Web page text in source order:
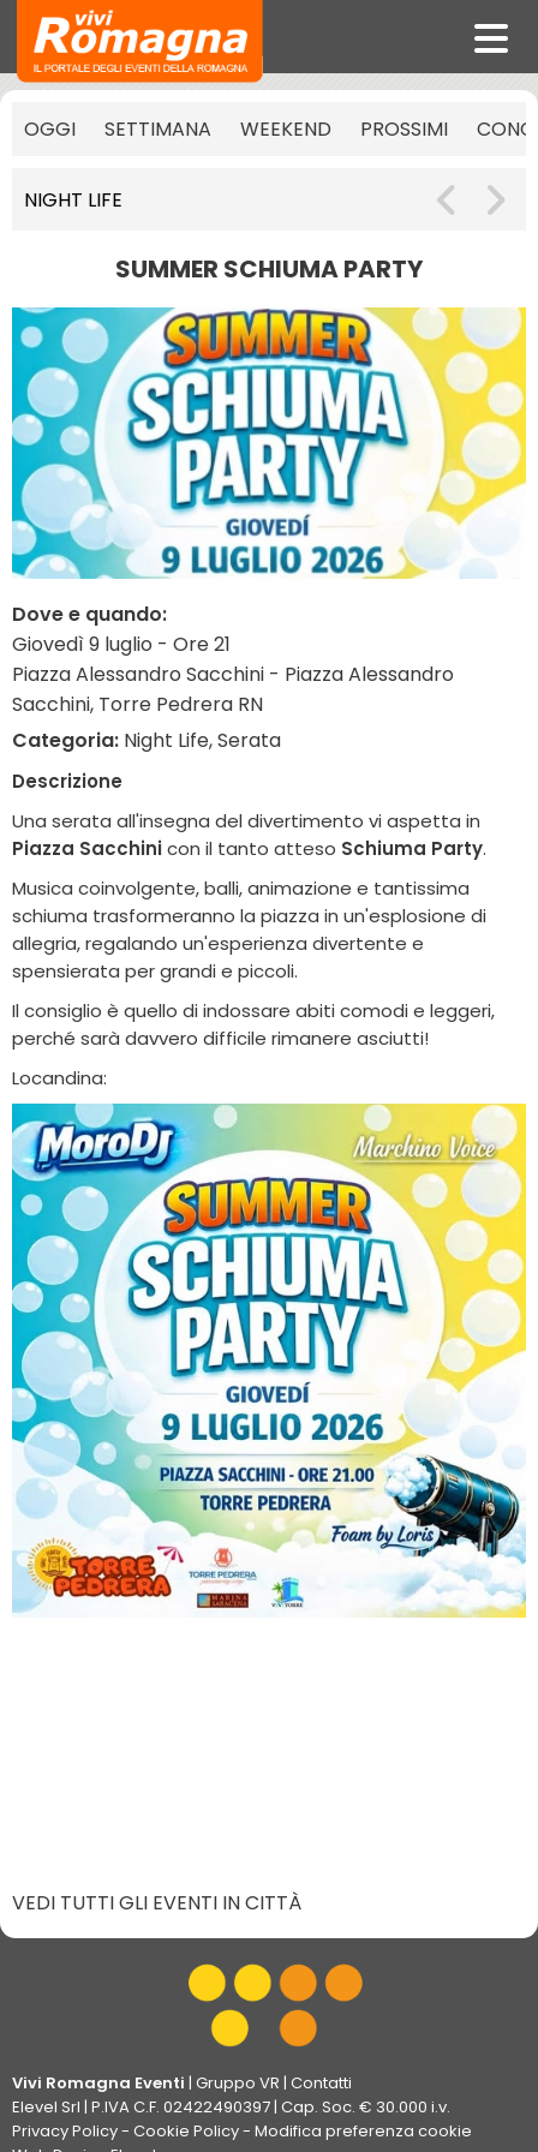
OGGI SETTIMANA WEEKEND PROSSIMI
NIGHT LIFE
SUMMER SCHIUMA PARTY
Dove e quando:
Giovedì 9 luglio - Ore 21
Piazza Alessandro Sacchini - Piazza Alessandro
Sacchini, Torre Pedrera RN
Categoria: Night Life, Serata
Descrizione
Una serata all'insegna del divertimento vi aspetta in
Piazza Sacchinicon il tanto atteso Schiuma Party.
Musica coinvolgente, balli, animazione e tantissima
schiuma trasformeranno la piazza in un'esplosione di
allegria, regalando un'esperienza divertente e
spensierata per grandi e piccoli.
Il consiglio è quello di indossare abiti comodi e leggeri,
perché sarà davvero difficile rimanere asciutti!
Locandina:
VEDI TUTTI GLI EVENTI IN CITTÀ
Vivi Romagna Eventi | Gruppo VR | Contatti
Elevel Srl | P.IVA C.F. 02422490397 | Cap. Soc. € 30.000 i.v.
Privacy Policy- Cookie Policy- Modifica preferenza cookie